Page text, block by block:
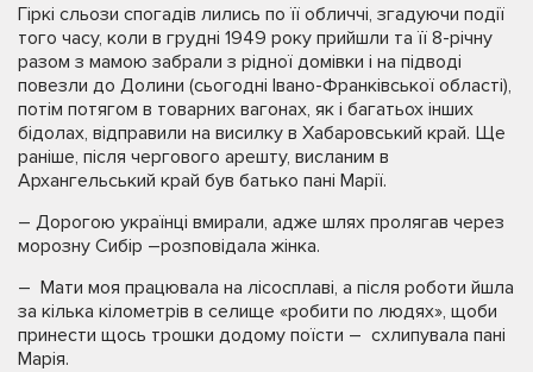
Гіркі сльози спогадів лились по її обличчі, згадуючи події
того часу, коли в грудні 1949 року прийшли та її 8-річну
разом з мамою забрали з рідної домівки і на підводі
повезли до Долини (сьогодні Івано-Франківської області),
потім потягом в товарних вагонах, як і багатьох інших
бідолах, відправили на висилку в Хабаровський край. Ще
раніше, після чергового арешту, висланим в
Архангельський край був батько пані Марії.
– Дорогою українці вмирали, адже шлях пролягав через
морозну Сибір –розповідала жінка.
– Мати моя працювала на лісосплаві, а після роботи йшла
за кілька кілометрів в селище «робити по людях», щоби
принести щось трошки додому поїсти – схлипувала пані
Марія.